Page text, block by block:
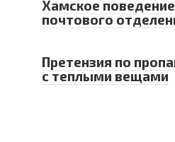
Хамское
почтового
Претензия по
с теплыми вещами